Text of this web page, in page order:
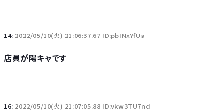
14: 2022/05/10(火) 21:06:37.67 ID:pbINxYfUa
店員が陽キャです
16: 2022/05/10(火) 21:07:05.88 ID:vkw3TU7nd